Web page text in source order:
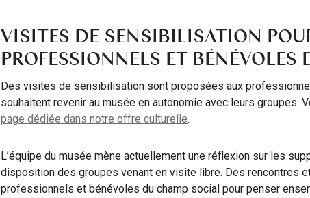
VISITES DE SENSIBILISATION
PROFESSIONNELS ET
Des visites de sensibilisation sont proposées aux
souhaitent revenir au musée en autonomie avec leurs groupes.
page dédiée dans notre offre culturelle.
L’équipe du musée mène actuellement une réflexion sur les
disposition des groupes venant en visite libre. Des rencontres
professionnels et bénévoles du champ social pour penser